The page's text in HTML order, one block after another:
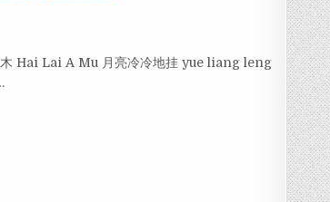
Hai Lai A Mu 月亮冷冷地挂 yue liang leng